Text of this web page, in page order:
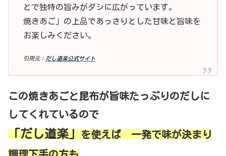
とで独特の旨みがダシに広がっています。
焼きあご」の上品であっさりとした甘味と旨味を
お楽しみください。
引用元： だし道楽公式サイト
この焼きあごと昆布が旨味たっぷりのだしに
してくれているので
「だし道楽」
を使えば 一発で味が決まり